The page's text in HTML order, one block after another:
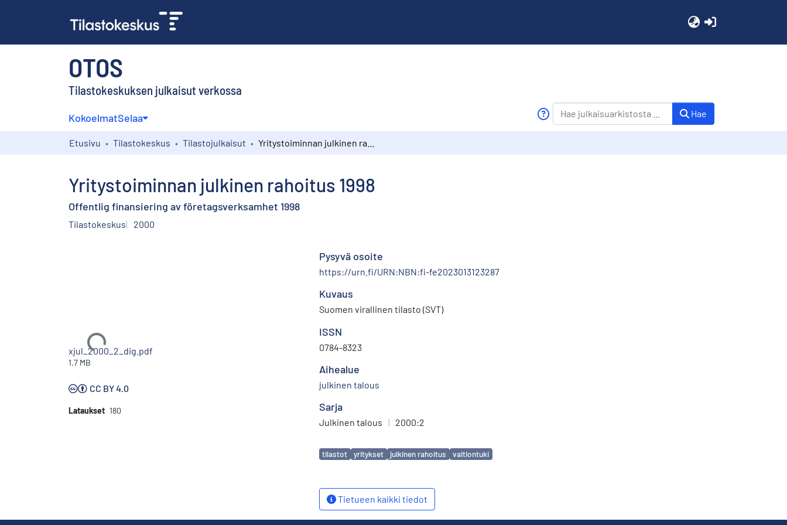
OTOS
Tilastokeskuksen julkaisut verkossa
KokoelmatSelaa Hae
Etusivu Tilastokeskus Tilastojulkaisut
Yritystoiminnan julkinen rahoitus 1998
Offentlig finansiering av företagsverksamhet 1998
Tilastokeskus 2000
Ladataan...
xjul_2000_2_dig.pdf
1.7 MB
CC BY 4.0
Lataukset 180
Pysyvä osoite
https://urn.fi/URN:NBN:fi-fe2023013123287
Kuvaus
Suomen virallinen tilasto (SVT)
ISSN
0784-8323
Aihealue
julkinen talous
Sarja
Julkinen talous | 2000:2
Avainsanat
tilastot yritykset julkinen rahoitus valtiontuki
Tietueen kaikki tiedot